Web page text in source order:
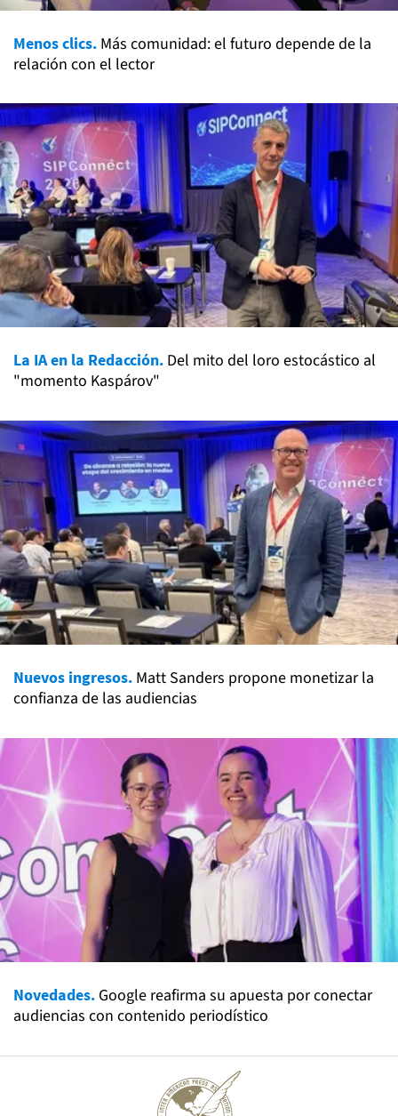
Menos clics. Más comunidad: el futuro depende de la
relación con el lector
La IA en la Redacción. Del mito del loro estocástico al
"momento Kaspárov"
Nuevos ingresos. Matt Sanders propone monetizar la
confianza de las audiencias
Novedades. Google reafirma su apuesta por conectar
audiencias con contenido periodístico